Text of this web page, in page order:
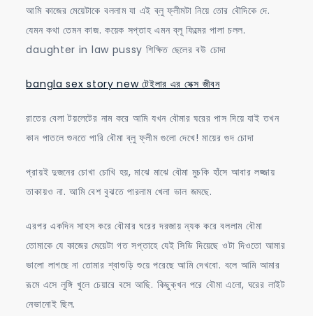
আমি কাজের মেয়েটাকে বললাম যা এই ব্লু ফ্লীমটা নিয়ে তোর বৌদিকে দে.
যেমন কথা তেমন কাজ. কয়েক সপ্তাহ এমন ব্লূ ফিল্মের পালা চলল.
daughter in law pussy শিক্ষিত ছেলের বউ চোদা
bangla sex story new টেইলার এর সেক্স জীবন
রাতের বেলা টয়লেটের নাম করে আমি যখন বৌমার ঘরের পাস দিয়ে যাই তখন
কান পাতলে শুনতে পারি বৌমা ব্লু ফ্লীম গুলো দেখে! মায়ের গুদ চোদা
প্রায়ই দুজনের চোখা চোখি হয়, মাঝে মাঝে বৌমা মুচকি হাঁসে আবার লজ্জায়
তাকায়ও না. আমি বেশ বুঝতে পারলাম খেলা ভাল জমছে.
এরপর একদিন সাহস করে বৌমার ঘরের দরজায় ন্যক করে বললাম বৌমা
তোমাকে যে কাজের মেয়েটা গত সপ্তাহে যেই সিডি দিয়েছে ওটা দিওতো আমার
ভালো লাগছে না তোমার শ্বাশুড়ি শুয়ে পরেছে আমি দেখবো. বলে আমি আমার
রূমে এসে লুঙ্গি খুলে চেয়ারে বসে আছি. কিছুক্খন পরে বৌমা এলো, ঘরের লাইট
নেভানোই ছিল.